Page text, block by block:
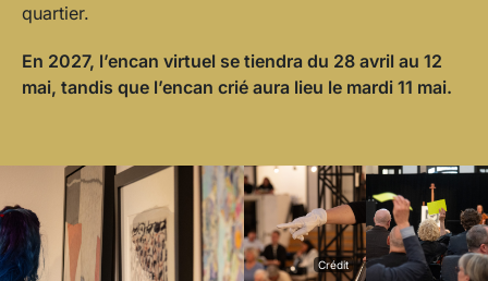
quartier.
En 2027, l’encan virtuel se tiendra du 28 avril au 12
mai, tandis que l’encan crié aura lieu le mardi 11 mai.
Crédit